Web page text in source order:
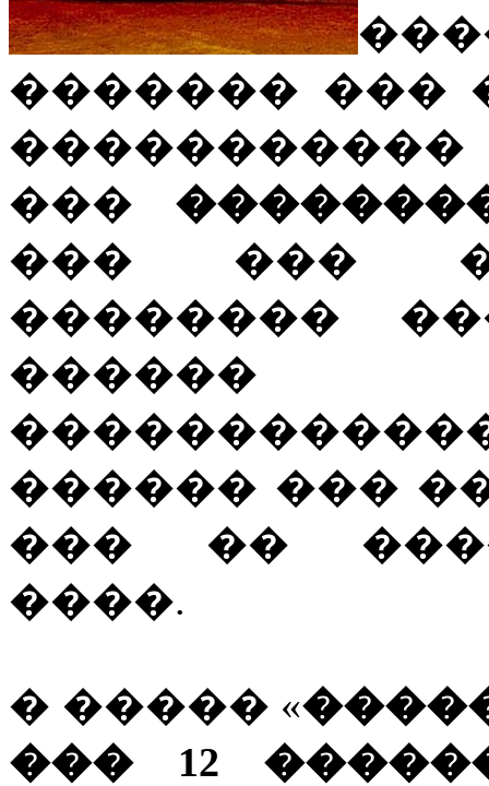
������� ���
���
��� ���
��������
������
������ ���
��� ��
����.
� ����� «
��� 12